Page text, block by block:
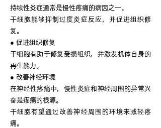
持续性炎症通常是慢性疼痛的病因之一。
干细胞能够抑制过度炎症反应，并促进组织修
复。
● 促进组织修复
干细胞有助于修复受损组织，并激发机体自身的
再生能力。
● 改善神经环境
在神经性疼痛中，慢性炎症和神经周围的异常兴
奋是疼痛的根源。
干细胞有望通过改善神经周围的环境来减轻疼
痛。